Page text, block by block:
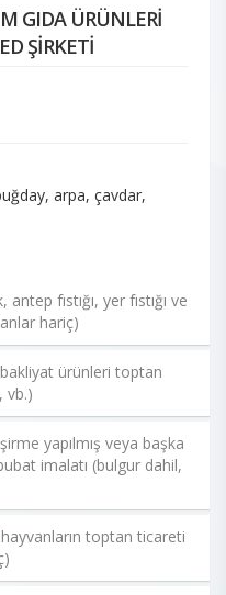
GIDA ÜRÜNLERİ
ŞİRKETİ
arpa, çavdar,
antep fıstığı, yer fıstığı ve
hariç)
ürünleri toptan
vb.)
yapılmış veya başka
imalatı (bulgur dahil,
hayvanların toptan ticareti